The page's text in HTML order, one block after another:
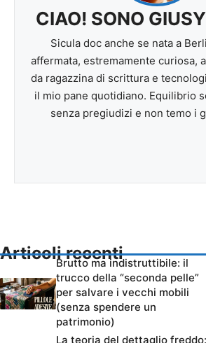
CIAO! SONO
Sicula doc anche se nata a
affermata, estremamente curiosa,
da ragazzina di scrittura e
il mio pane quotidiano. Equilibrio
senza pregiudizi e non temo i
Articoli recenti
Brutto ma indistruttibile: il
trucco della “seconda pelle”
per salvare i vecchi mobili
(senza spendere un
patrimonio)
La teoria del dettaglio freddo: